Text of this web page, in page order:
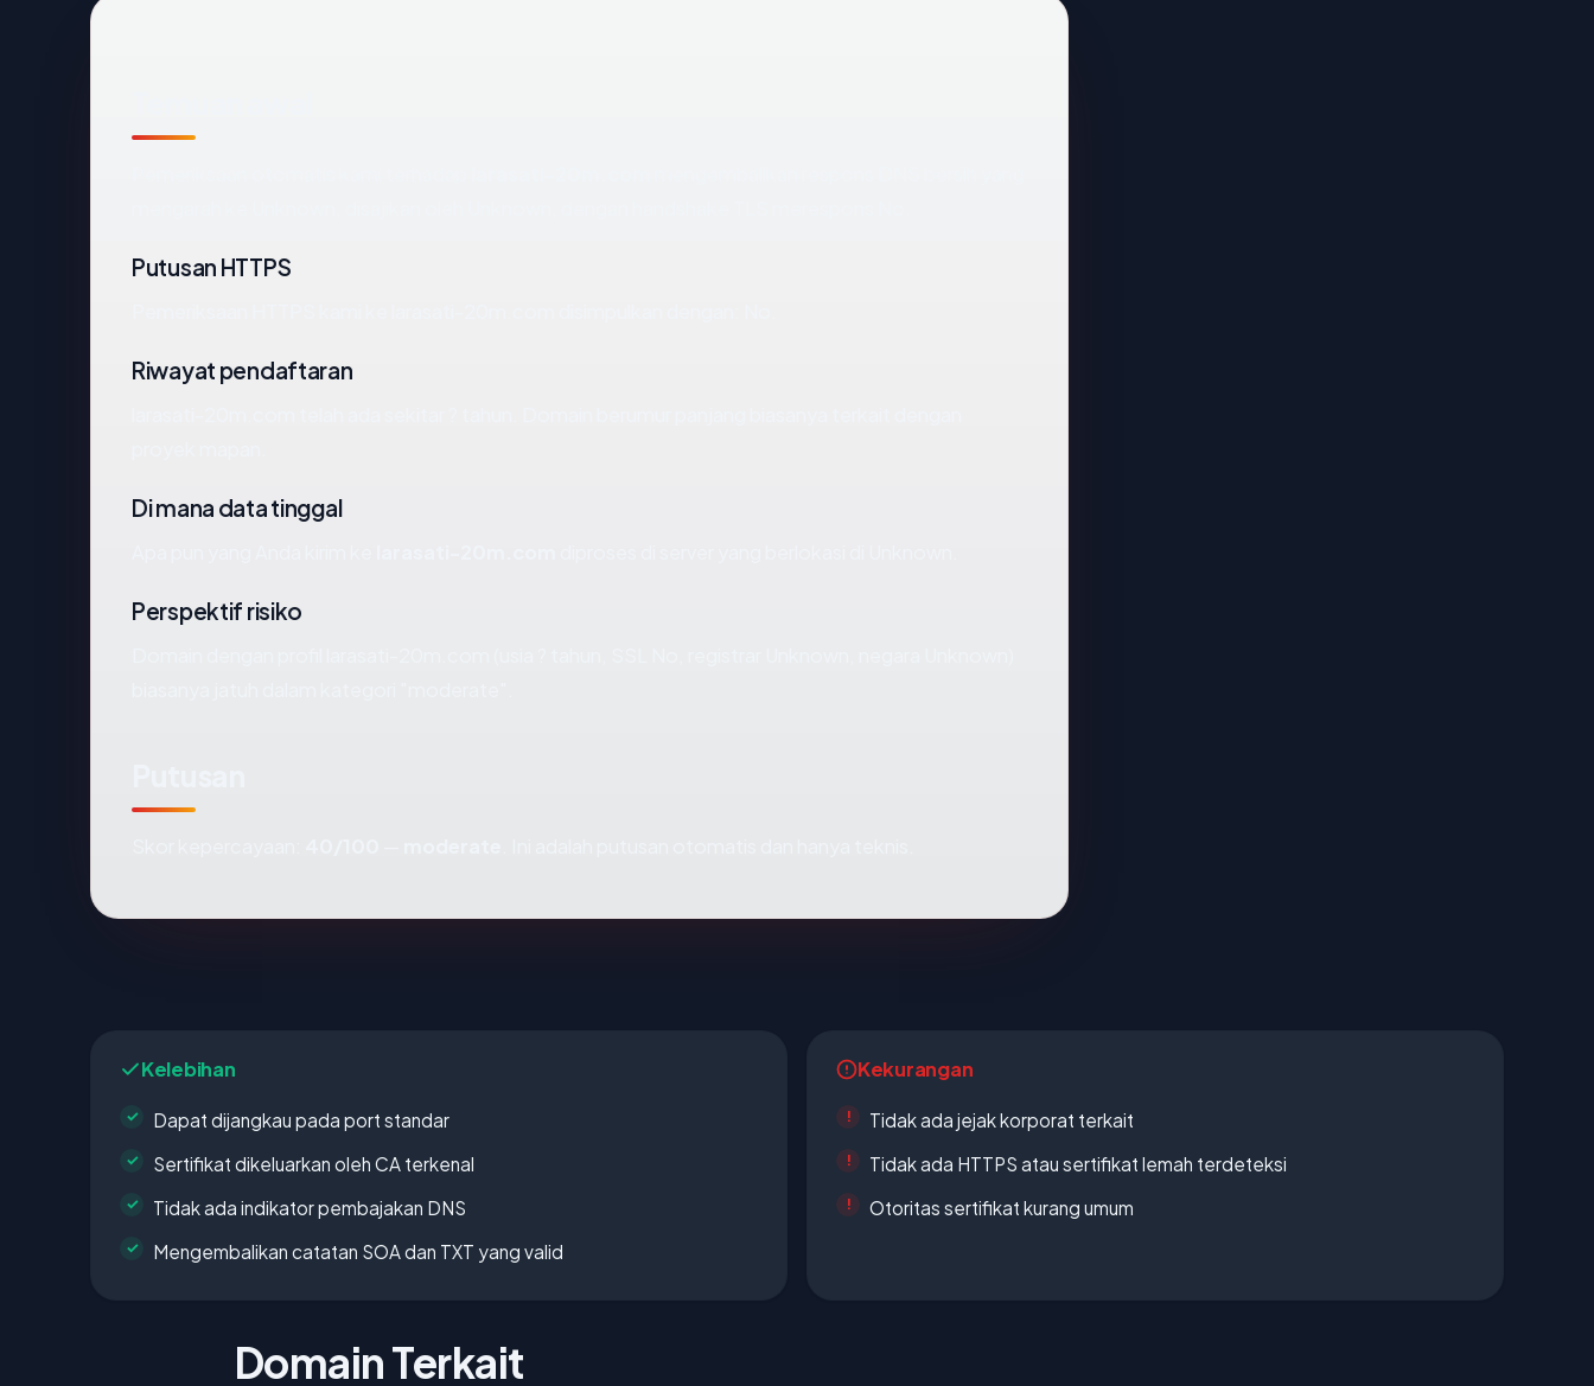
Putusan HTTPS
Riwayat pendaftaran
Di mana data tinggal
Perspektif risiko
Kelebihan
Dapat dijangkau pada port standar
Sertifikat dikeluarkan oleh CA terkenal
Tidak ada indikator pembajakan DNS
Mengembalikan catatan SOA dan TXT yang valid
Kekurangan
Tidak ada jejak korporat terkait
Tidak ada HTTPS atau sertifikat lemah terdeteksi
Otoritas sertifikat kurang umum
Domain Terkait